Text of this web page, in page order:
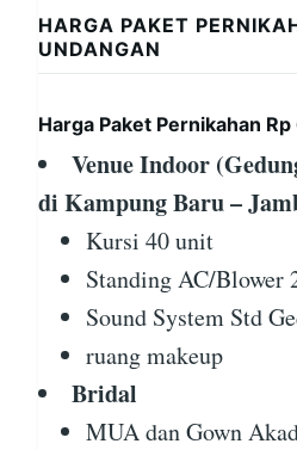
HARGA PAKET
UNDANGAN
Harga Paket Pernikahan
Venue Indoor
di Kampung Baru –
Kursi 40 unit
Standing AC/Blower
Sound System Std
ruang makeup
Bridal
MUA dan Gown